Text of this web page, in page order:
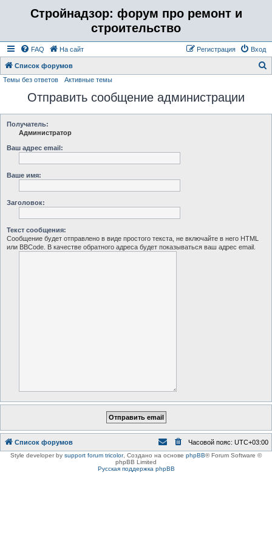
Стройнадзор: форум про ремонт и
строительство
FAQ На сайт Вход
Регистрация
Список форумов
Темы без ответов Активные темы
Отправить сообщение администрации
Получатель:
Администратор
Ваш адрес email:
Ваше имя:
Заголовок:
Текст сообщения:
Сообщение будет отправлено в виде простого текста, не включайте в него HTML
или BBCode. В качестве обратного адреса будет показываться ваш адрес email.
Список форумов Часовой пояс: UTC+03:00
Style developer by support forum tricolor, Создано на основе phpBB® Forum Software ©
phpBB Limited
Русская поддержка phpBB